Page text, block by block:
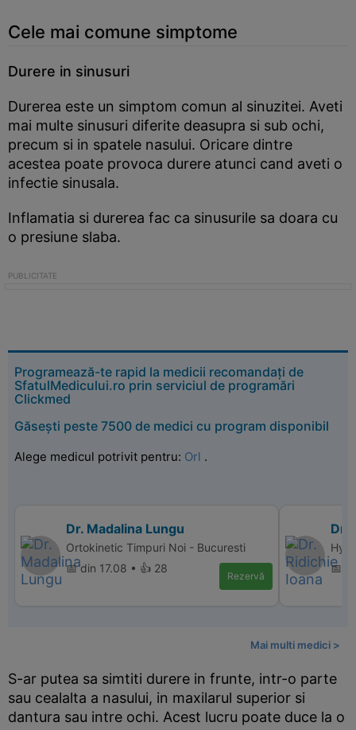
Cele mai comune simptome
Durere in sinusuri
Durerea este un simptom comun al sinuzitei. Aveti
mai multe sinusuri diferite deasupra si sub ochi,
precum si in spatele nasului. Oricare dintre
acestea poate provoca durere atunci cand aveti o
infectie sinusala.
Inflamatia si durerea fac ca sinusurile sa doara cu
o presiune slaba.
Programează-te rapid la medicii recomandați de
SfatulMedicului.ro prin serviciul de programări
Clickmed
Găsești peste 7500 de medici cu program disponibil
Alege medicul potrivit pentru: Orl .
Dr. Madalina Lungu
Ortokinetic Timpuri Noi - Bucuresti
📅 din 17.08 • 👍 28
Rezervă
Dr.
📅
Mai multi medici >
S-ar putea sa simtiti durere in frunte, intr-o parte
sau cealalta a nasului, in maxilarul superior si
dantura sau intre ochi. Acest lucru poate duce la o